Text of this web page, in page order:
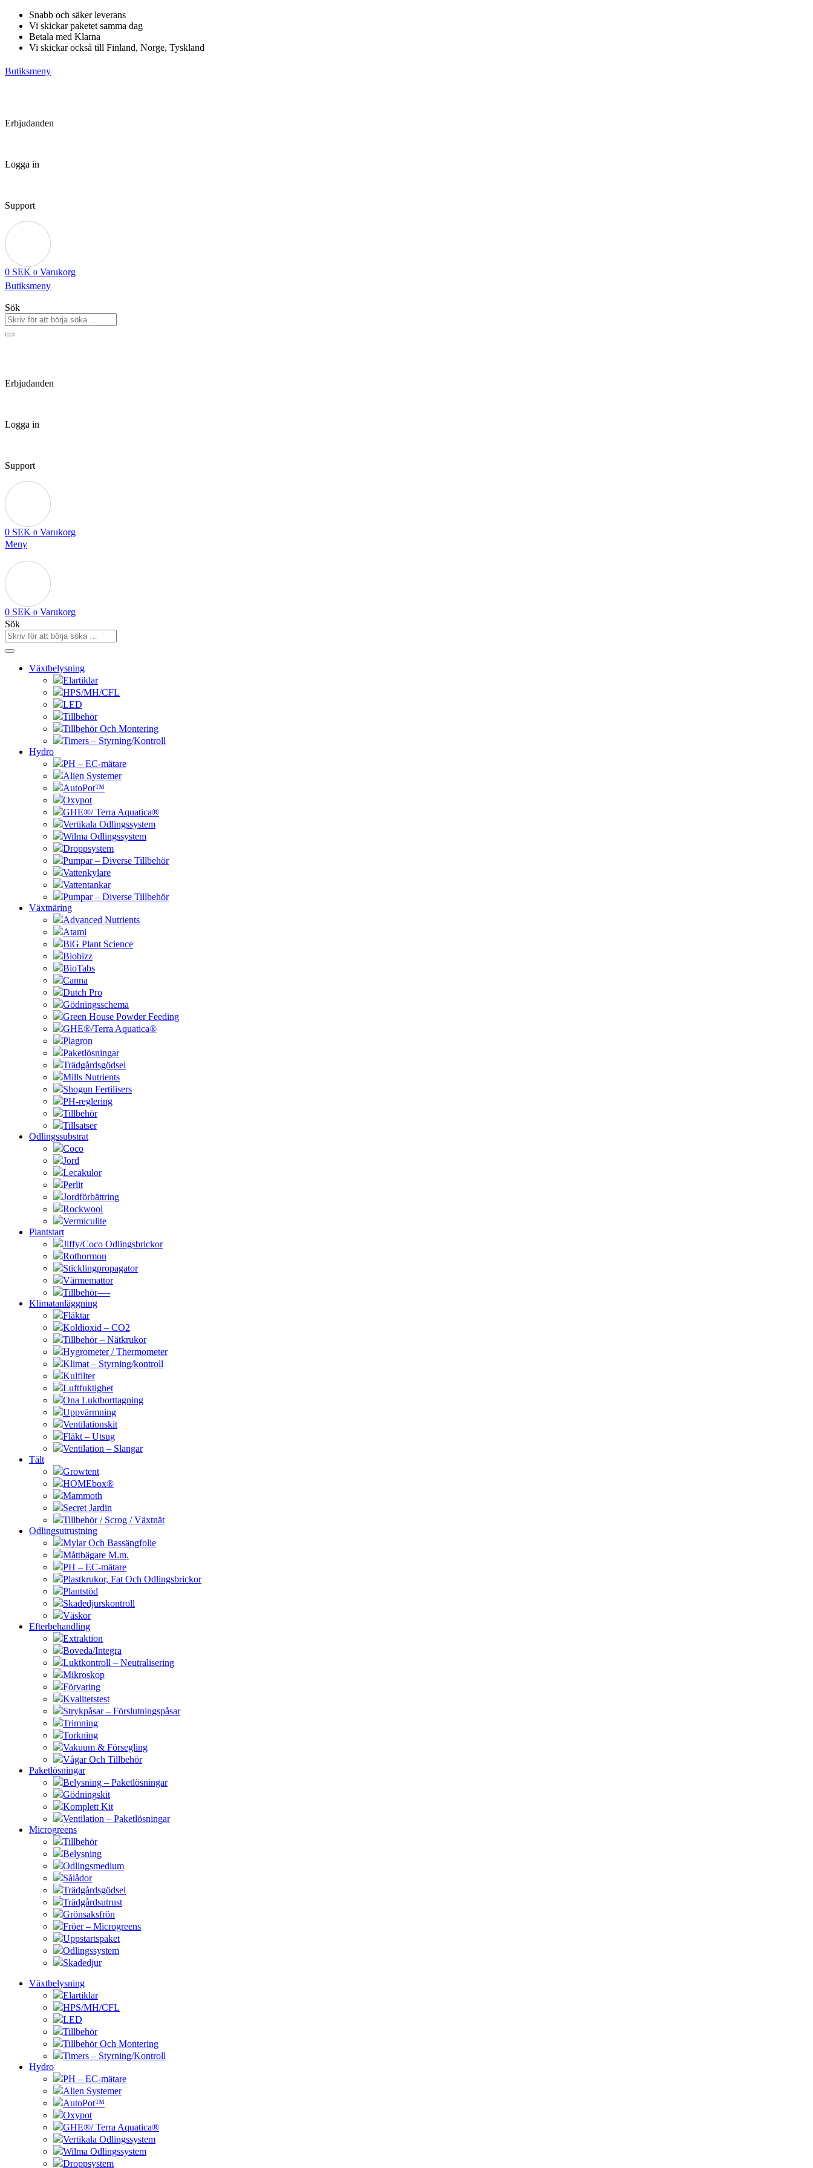
Hoppa
innehåll
Snabb och säker leverans
Vi skickar paketet samma dag
Betala med Klarna
Vi skickar också till Finland, Norge, Tyskland
Butiksmeny
Erbjudanden
Logga in
Support
0 SEK 0 Varukorg
Butiksmeny
Sök
Erbjudanden
Logga in
Support
0 SEK 0 Varukorg
Meny
0 SEK 0 Varukorg
Sök
Växtbelysning
Elartiklar
HPS/MH/CFL
LED
Tillbehör
Tillbehör Och Montering
Timers – Styrning/Kontroll
Hydro
PH – EC-mätare
Alien Systemer
AutoPot™
Oxypot
GHE®/ Terra Aquatica®
Vertikala Odlingssystem
Wilma Odlingssystem
Droppsystem
Pumpar – Diverse Tillbehör
Vattenkylare
Vattentankar
Pumpar – Diverse Tillbehör
Växtnäring
Advanced Nutrients
Atami
BiG Plant Science
Biobizz
BioTabs
Canna
Dutch Pro
Gödningsschema
Green House Powder Feeding
GHE®/Terra Aquatica®
Plagron
Paketlösningar
Trädgårdsgödsel
Mills Nutrients
Shogun Fertilisers
PH-reglering
Tillbehör
Tillsatser
Odlingssubstrat
Coco
Jord
Lecakulor
Perlit
Jordförbättring
Rockwool
Vermiculite
Plantstart
Jiffy/Coco Odlingsbrickor
Rothormon
Sticklingpropagator
Värmemattor
Tillbehör—-
Klimatanläggning
Fläktar
Koldioxid – CO2
Tillbehör – Nätkrukor
Hygrometer / Thermometer
Klimat – Styrning/kontroll
Kulfilter
Luftfuktighet
Ona Luktborttagning
Uppvärmning
Ventilationskit
Fläkt – Utsug
Ventilation – Slangar
Tält
Growtent
HOMEbox®
Mammoth
Secret Jardin
Tillbehör / Scrog / Växtnät
Odlingsutrustning
Mylar Och Bassängfolie
Måttbägare M.m.
PH – EC-mätare
Plastkrukor, Fat Och Odlingsbrickor
Plantstöd
Skadedjurskontroll
Väskor
Efterbehandling
Extraktion
Boveda/Integra
Luktkontroll – Neutralisering
Mikroskop
Förvaring
Kvalitetstest
Strykpåsar – Förslutningspåsar
Trimning
Torkning
Vakuum & Försegling
Vågar Och Tillbehör
Paketlösningar
Belysning – Paketlösningar
Gödningskit
Komplett Kit
Ventilation – Paketlösningar
Microgreens
Tillbehör
Belysning
Odlingsmedium
Sålådor
Trädgårdsgödsel
Trädgårdsutrust
Grönsaksfrön
Fröer – Microgreens
Uppstartspaket
Odlingssystem
Skadedjur
Växtbelysning
Elartiklar
HPS/MH/CFL
LED
Tillbehör
Tillbehör Och Montering
Timers – Styrning/Kontroll
Hydro
PH – EC-mätare
Alien Systemer
AutoPot™
Oxypot
GHE®/ Terra Aquatica®
Vertikala Odlingssystem
Wilma Odlingssystem
Droppsystem